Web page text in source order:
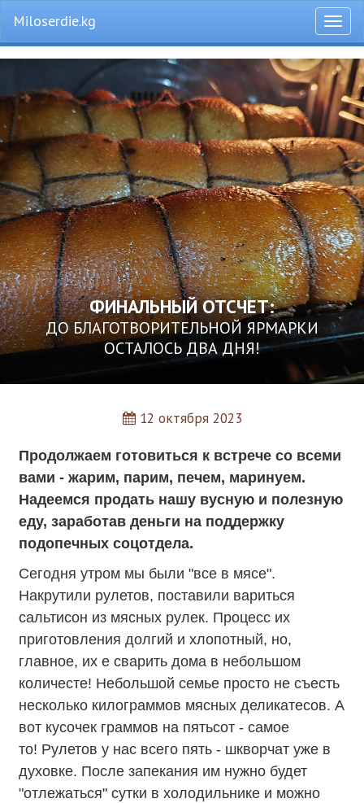
меню
Miloserdie.kg
ФИНАЛЬНЫЙ ОТСЧЕТ:
ДО БЛАГОТВОРИТЕЛЬНОЙ ЯРМАРКИ
ОСТАЛОСЬ ДВА ДНЯ!
12 октября 2023
Продолжаем готовиться к встрече со всеми
вами - жарим, парим, печем, маринуем.
Надеемся продать нашу вусную и полезную
еду, заработав деньги на поддержку
подопечных соцотдела.
Сегодня утром мы были "все в мясе".
Накрутили рулетов, поставили вариться
сальтисон из мясных рулек. Процесс их
приготовления долгий и хлопотный, но,
главное, их е сварить дома в небольшом
количесте! Небольшой семье просто не съесть
несколько килограммов мясных деликатесов. А
вот кусочек граммов на пятьсот - самое
то! Рулетов у нас всего пять - шкворчат уже в
духовке. После запекания им нужно будет
"отлежаться" сутки в холодильнике и можно